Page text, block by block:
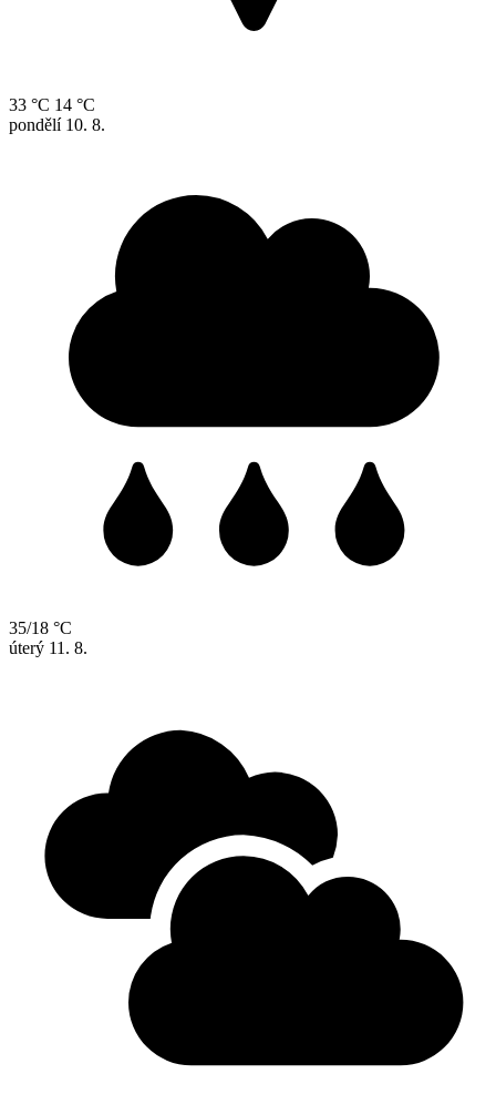
33 °C 14 °C
pondělí 10. 8.
35/18 °C
úterý 11. 8.